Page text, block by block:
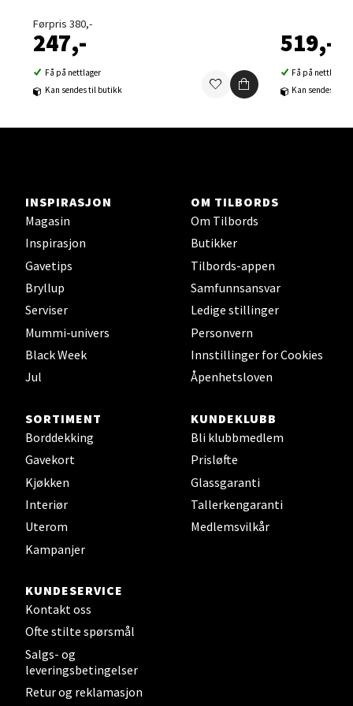
Førpris 380,-
247,-
Få på nettlager
Kan sendes til butikk
519,-
Få på nettlager
Kan sendes til
INSPIRASJON
Magasin
Inspirasjon
Gavetips
Bryllup
Serviser
Mummi-univers
Black Week
Jul
OM TILBORDS
Om Tilbords
Butikker
Tilbords-appen
Samfunnsansvar
Ledige stillinger
Personvern
Innstillinger for Cookies
Åpenhetsloven
SORTIMENT
Borddekking
Gavekort
Kjøkken
Interiør
Uterom
Kampanjer
KUNDEKLUBB
Bli klubbmedlem
Prisløfte
Glassgaranti
Tallerkengaranti
Medlemsvilkår
KUNDESERVICE
Kontakt oss
Ofte stilte spørsmål
Salgs- og
leveringsbetingelser
Retur og reklamasjon
Velg
Steinkjer - Thon Senter Steinkjer
Sjøfartsgata 2, 7714 Steinkjer
Velg
Leirvik - Stord
Torgbakken 2, 5401 Stord
0 i butikk